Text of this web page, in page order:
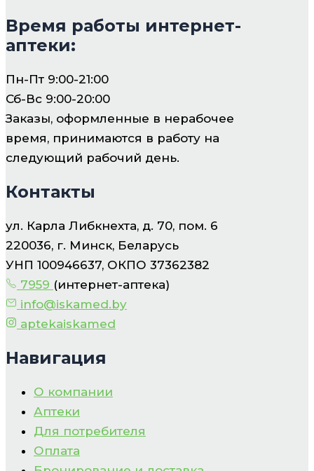
Время работы интернет-
аптеки:
Пн-Пт 9:00-21:00
Сб-Вс 9:00-20:00
Заказы, оформленные в нерабочее
время, принимаются в работу на
следующий рабочий день.
Контакты
ул. Карла Либкнехта, д. 70, пом. 6
220036, г. Минск, Беларусь
УНП 100946637, ОКПО 37362382
7959 (интернет-аптека)
info@iskamed.by
aptekaiskamed
Навигация
О компании
Аптеки
Для потребителя
Оплата